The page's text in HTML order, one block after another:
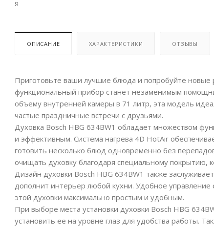
я
ОПИСАНИЕ ХАРАКТЕРИСТИКИ ОТЗЫВЫ
Приготовьте ваши лучшие блюда и попробуйте
функциональный прибор станет незаменимым
объему внутренней камеры в 71 литр, эта модель
частые праздничные встречи с друзьями.
Духовка Bosch HBG 634BW1 обладает множеством
и эффективным. Система нагрева 4D HotAir
готовить несколько блюд одновременно без
очищать духовку благодаря специальному покрытию,
Дизайн духовки Bosch HBG 634BW1 также
дополнит интерьер любой кухни. Удобное
этой духовки максимально простым и удобным.
При выборе места установки духовки Bosch HBG
установить ее на уровне глаз для удобства работы.